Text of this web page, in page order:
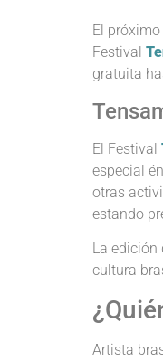
El
Festival
gratuita
El Festival
especial
otras
estando
La
cultura
Artista